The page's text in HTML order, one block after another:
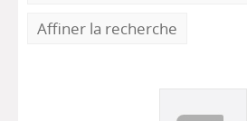
Affiner la recherche